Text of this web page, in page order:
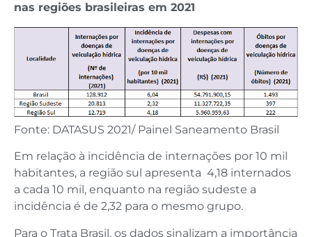
nas regiões brasileiras em 2021
Fonte: DATASUS 2021/ Painel Saneamento Brasil
Em relação à incidência de internações por 10 mil
habitantes, a região sul apresenta 4,18 internados
a cada 10 mil, enquanto na região sudeste a
incidência é de 2,32 para o mesmo grupo.
Para o Trata Brasil, os dados sinalizam a importância